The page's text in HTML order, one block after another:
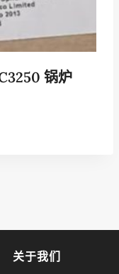
锅炉
关于我们